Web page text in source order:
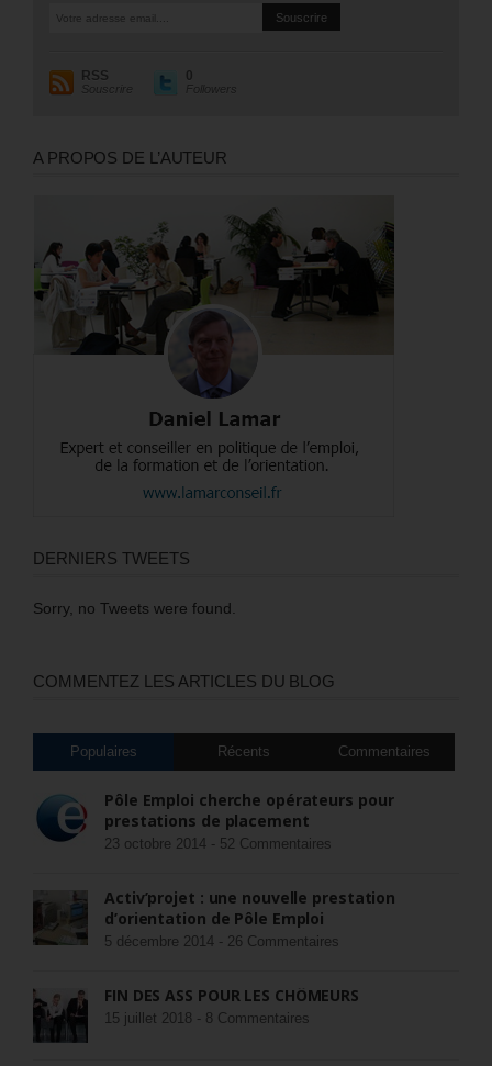
RSS
Souscrire
0
Followers
A PROPOS DE L’AUTEUR
DERNIERS TWEETS
Sorry, no Tweets were found.
COMMENTEZ LES ARTICLES DU BLOG
Populaires Récents Commentaires
Pôle Emploi cherche opérateurs pour
prestations de placement
23 octobre 2014 - 52 Commentaires
Activ’projet : une nouvelle prestation
d’orientation de Pôle Emploi
5 décembre 2014 - 26 Commentaires
FIN DES ASS POUR LES CHÔMEURS
15 juillet 2018 - 8 Commentaires